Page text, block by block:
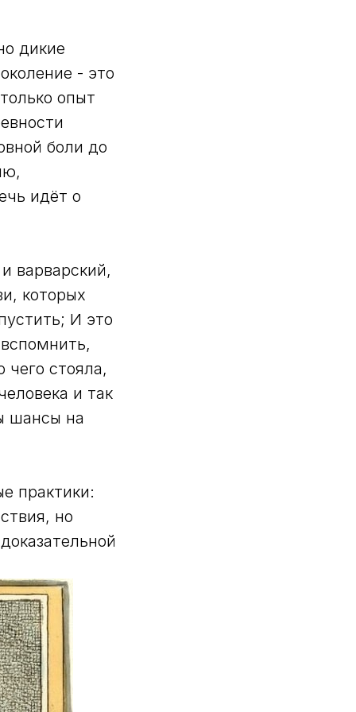
дикие
- это
опыт
боли до
идёт о
варварский,
которых
И это
чего стояла,
и так
шансы на
практики:
но